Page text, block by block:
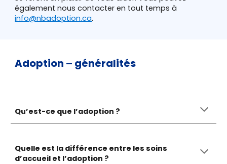
également nous contacter en tout temps à
info@nbadoption.ca.
Adoption – généralités
Qu’est-ce que l’adoption ?
Quelle est la différence entre les soins
d’accueil et l’adoption ?